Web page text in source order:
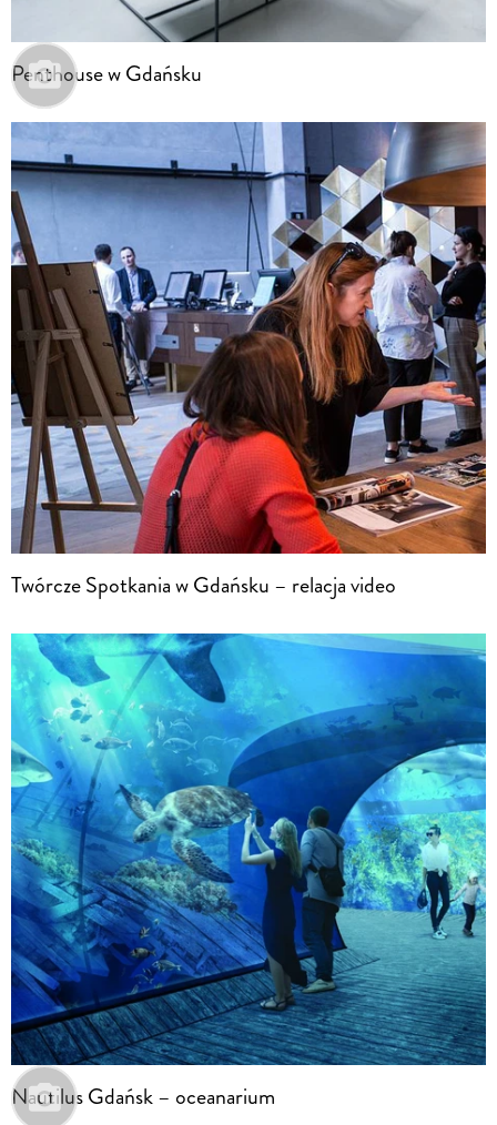
Penthouse w Gdańsku
Twórcze Spotkania w Gdańsku – relacja video
Nautilus Gdańsk – oceanarium